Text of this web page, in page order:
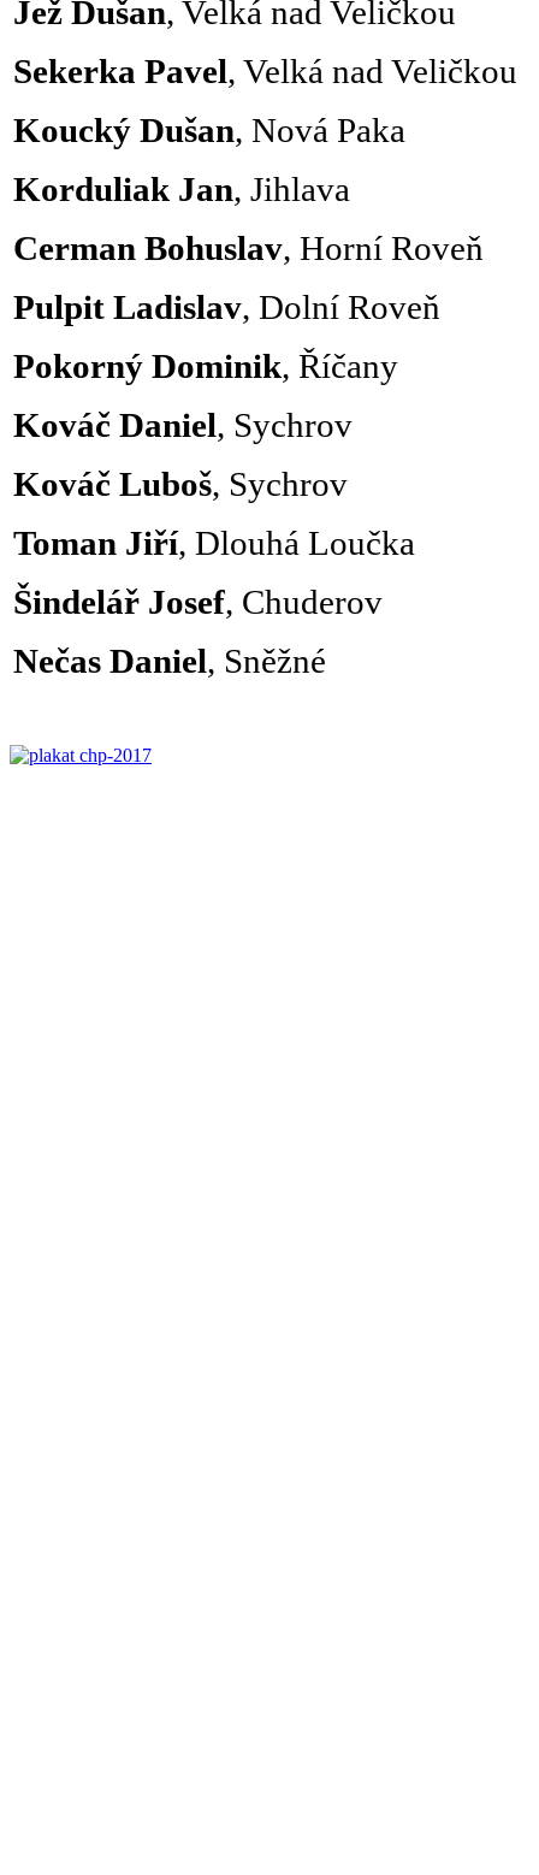
Jež Dušan, Velká nad Veličkou
Sekerka Pavel, Velká nad Veličkou
Koucký Dušan, Nová Paka
Korduliak Jan, Jihlava
Cerman Bohuslav, Horní Roveň
Pulpit Ladislav, Dolní Roveň
Pokorný Dominik, Říčany
Kováč Daniel, Sychrov
Kováč Luboš, Sychrov
Toman Jiří, Dlouhá Loučka
Šindelář Josef, Chuderov
Nečas Daniel, Sněžné